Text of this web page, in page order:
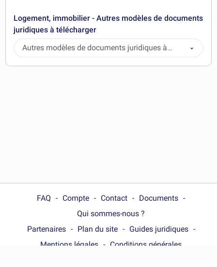
Logement, immobilier - Autres modèles de documents
juridiques à télécharger
Autres modèles de documents juridiques à
télécharger
FAQ Compte Contact
Documents
Qui sommes-nous ?
Partenaires
Plan du site
Guides juridiques
Mentions légales
Conditions générales